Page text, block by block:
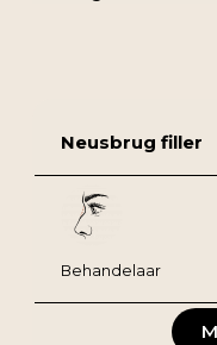
Neusbrug filler
Behandelaar